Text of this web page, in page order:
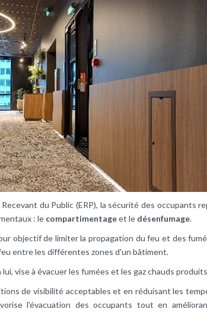
du Public (ERP), la sécurité des occupants
: le compartimentageet le désenfumage.
objectif de limiter la propagation du feu et des
entre les différentes zones d'un bâtiment.
vise à évacuer les fumées et les gaz chauds
de visibilité acceptables et en réduisant les
l'évacuation des occupants tout en